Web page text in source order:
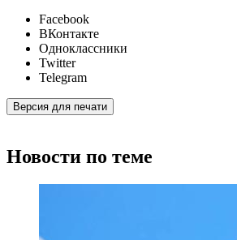
Facebook
ВКонтакте
Одноклассники
Twitter
Telegram
Версия для печати
Новости по теме